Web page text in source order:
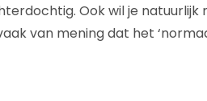
Ook wil je
van mening dat het